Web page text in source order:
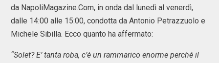
da NapoliMagazine.Com, in onda dal lunedì al venerdì,
dalle 14:00 alle 15:00, condotta da Antonio Petrazzuolo e
Michele Sibilla. Ecco quanto ha affermato:
“Solet? E’ tanta roba, c’è un rammarico enorme perché il